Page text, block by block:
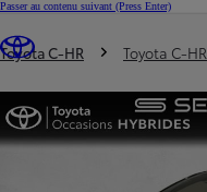
Passer au contenu suivant (Press Enter)
Trouvez un partenaire Toyota
Vous êtes ici
Toyota C-HR Toyota C-HR